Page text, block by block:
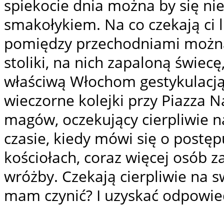
spiekocie dnia można by się
smakołykiem. Na co czekają
pomiędzy przechodniami
stoliki, na nich zapaloną
właściwą Włochom
wieczorne kolejki przy Piazza
magów, oczekujący cierpliwie
czasie, kiedy mówi się o
kościołach, coraz więcej osób
wróżby. Czekają cierpliwie na
mam czynić? I uzyskać